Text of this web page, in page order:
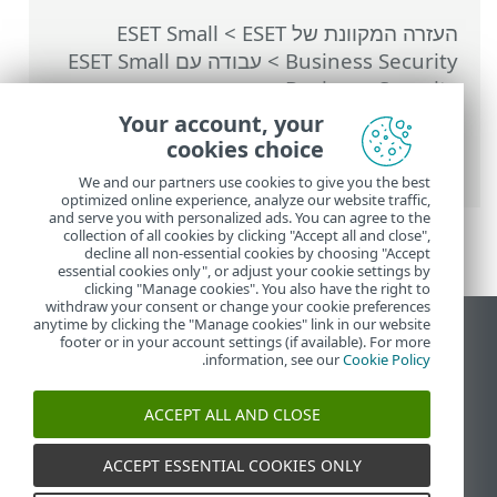
העזרה המקוונת של ESET >
ESET Small
Business Security
>
עבודה עם ESET Small
Business Security
>הגדרות מתקדמות>
סריקות>
HIPS - מערכת למניעת חדירות
למארח>ניהול הכללים של HIPS
> הגדרות
כללי HIPS
הצג את האתר למחשב
End of Life
מאגר הידע של ESET
ESET Status Portal
תמיכה אזורית
Your account, your
cookies choice
We and our partners use cookies to give you the best
optimized online experience, analyze our website traffic,
and serve you with personalized ads. You can agree to the
collection of all cookies by clicking "Accept all and close",
decline all non-essential cookies by choosing "Accept
essential cookies only", or adjust your cookie settings by
clicking "Manage cookies". You also have the right to
withdraw your consent or change your cookie preferences
anytime by clicking the "Manage cookies" link in our website
footer or in your account settings (if available). For more
information, see ourCookie Policy
.
ACCEPT ALL AND CLOSE
ACCEPT ESSENTIAL COOKIES ONLY